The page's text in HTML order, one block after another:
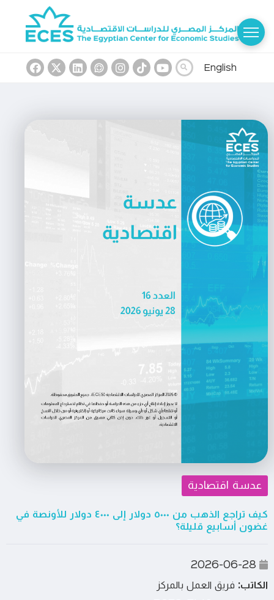
English
عدسة اقتصادية
كيف تراجع الذهب من ٥٠٠٠ دولار إلى ٤٠٠٠ دولار للأونصة في
غضون أسابيع قليلة؟
الكاتب: فريق العمل بالمركز